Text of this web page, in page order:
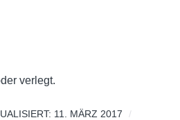
verlegt.
11. MÄRZ 2017